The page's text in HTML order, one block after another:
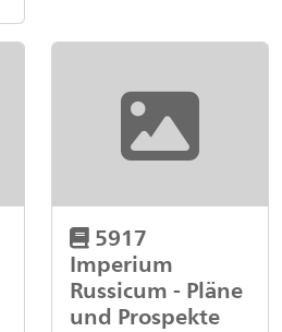
5917
Imperium
Russicum - Pläne
und Prospekte